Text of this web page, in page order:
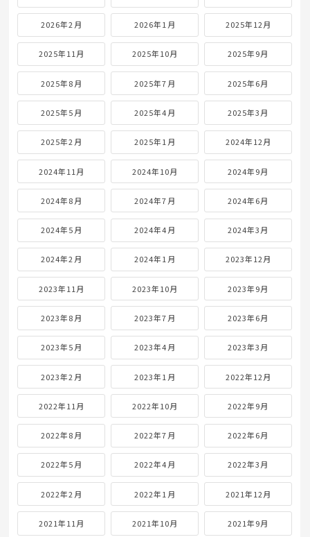
2026年2月 2026年1月 2025年12月
2025年11月 2025年10月 2025年9月
2025年8月 2025年7月 2025年6月
2025年5月 2025年4月 2025年3月
2025年2月 2025年1月 2024年12月
2024年11月 2024年10月 2024年9月
2024年8月 2024年7月 2024年6月
2024年5月 2024年4月 2024年3月
2024年2月 2024年1月 2023年12月
2023年11月 2023年10月 2023年9月
2023年8月 2023年7月 2023年6月
2023年5月 2023年4月 2023年3月
2023年2月 2023年1月 2022年12月
2022年11月 2022年10月 2022年9月
2022年8月 2022年7月 2022年6月
2022年5月 2022年4月 2022年3月
2022年2月 2022年1月 2021年12月
2021年11月 2021年10月 2021年9月